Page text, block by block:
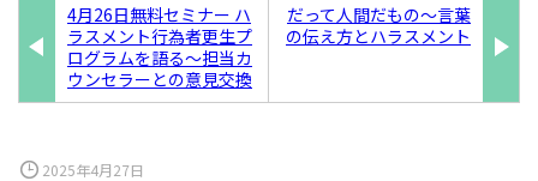
4月26日無料セミナー ハ
ラスメント行為者更生プ
ログラムを語る〜担当カ
ウンセラーとの意見交換
だって人間だもの〜言葉
の伝え方とハラスメント
2025年4月27日